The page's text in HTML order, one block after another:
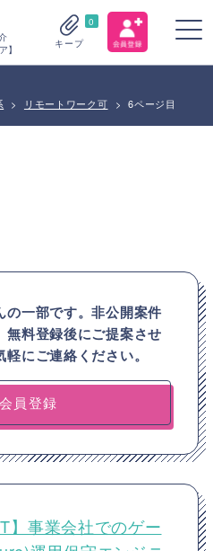
】
0
キープ
> リモートワーク可 > 6ページ目
の一部です。非公開案件
無料登録後にご提案させ
にご連絡ください。
員登録
】事業会社でのゲー